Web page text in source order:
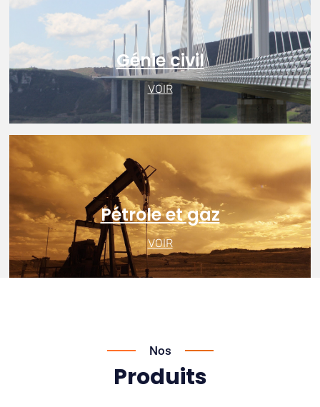
Génie civil
VOIR
Pétrole et gaz
VOIR
Nos
Produits